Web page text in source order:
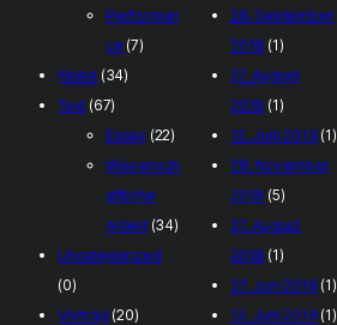
Performan
ce (7)
Reise (34)
Text (67)
Essay (22)
Wissensch
aftliche
Arbeit(34)
Uncategorized
(0)
Vortrag (20)
28. September
2019 (1)
27. August
2019 (1)
12. Juni 2019 (1)
28. November
2018 (5)
27. August
2018 (1)
27. Juni 2018 (1)
12. Juni 2018 (1)